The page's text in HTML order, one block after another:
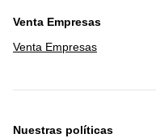
Venta Empresas
Venta Empresas
Nuestras políticas